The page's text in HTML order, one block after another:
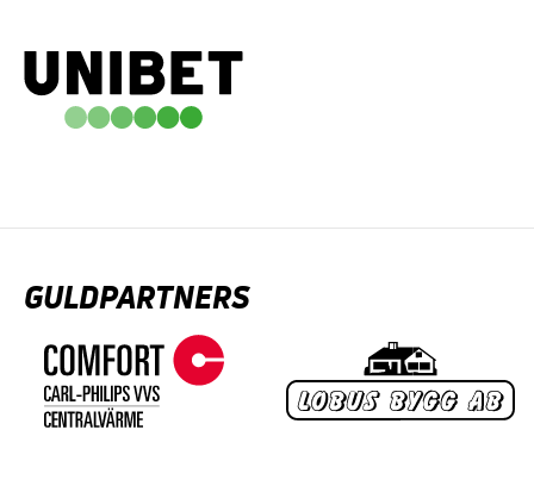
GULDPARTNERS